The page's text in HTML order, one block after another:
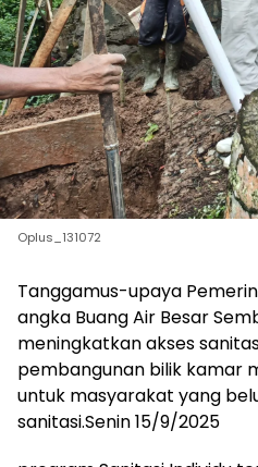
Oplus_131072
Tanggamus-upaya
angka Buang Air Besar
meningkatkan akses
pembangunan bilik kamar
untuk masyarakat yang
sanitasi.Senin 15/9/2025